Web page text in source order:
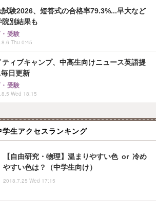
試験2026、短答式の合格率79.3%...早大など
院別結果も
受験
Thu 0:45
ティブキャンプ、中高生向けニュース英語提
日更新
受験
Wed 18:15
学生アクセスランキング
【自由研究・物理】温まりやすい色 or 冷め
やすい色は？（中学生向け）
2018.7.25 Wed 17:15